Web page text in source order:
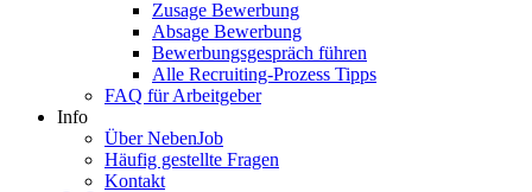
Zusage Bewerbung
Absage Bewerbung
Bewerbungsgespräch führen
Alle Recruiting-Prozess Tipps
FAQ für Arbeitgeber
Info
Über NebenJob
Häufig gestellte Fragen
Kontakt